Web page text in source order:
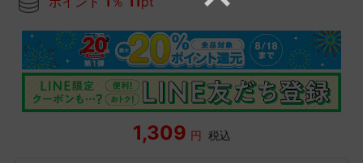
1,309 円 税込